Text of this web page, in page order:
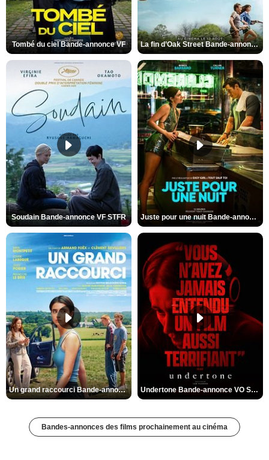
Tombé du ciel Bande-annonce VF La fin d’Oak Street Bande-annonce VO STFR
Soudain Bande-annonce VF STFR Juste pour une nuit Bande-annonce VO STFR
Un grand raccourci Bande-annonce VF Undertone Bande-annonce VO STFR
Bandes-annonces des films prochainement au cinéma